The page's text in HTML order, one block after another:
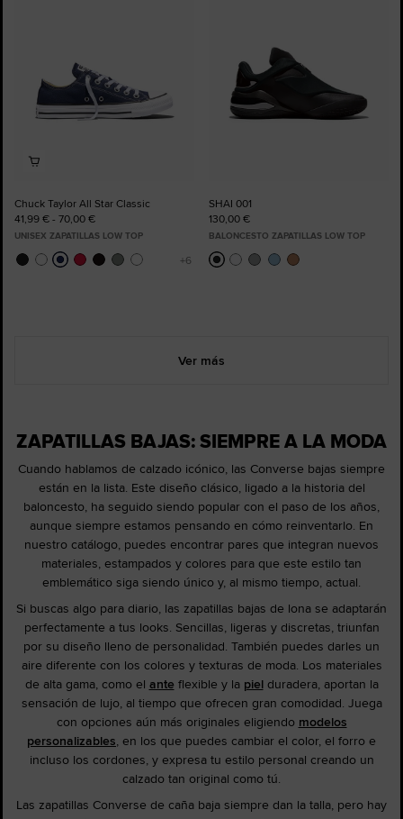
Chuck Taylor All Star Classic
41,99 € - 70,00 €
UNISEX ZAPATILLAS LOW TOP
SHAI 001
130,00 €
BALONCESTO ZAPATILLAS LOW TOP
Ver más
ZAPATILLAS BAJAS: SIEMPRE A LA MODA
Cuando hablamos de calzado icónico, las Converse bajas siempre
están en la lista. Este diseño clásico, ligado a la historia del
baloncesto, ha seguido siendo popular con el paso de los años,
aunque siempre estamos pensando en cómo reinventarlo. En
nuestro catálogo, puedes encontrar pares que integran nuevos
materiales, estampados y colores para que este estilo tan
emblemático siga siendo único y, al mismo tiempo, actual.
Si buscas algo para diario, las zapatillas bajas de lona se adaptarán
perfectamente a tus looks. Sencillas, ligeras y discretas, triunfan
por su diseño lleno de personalidad. También puedes darles un
aire diferente con los colores y texturas de moda. Los materiales
de alta gama, como el ante flexible y la pielduradera, aportan la
sensación de lujo, al tiempo que ofrecen gran comodidad. Juega
con opciones aún más originales eligiendo modelos
personalizables, en los que puedes cambiar el color, el forro e
incluso los cordones, y expresa tu estilo personal creando un
calzado tan original como tú.
Las zapatillas Converse de caña baja siempre dan la talla, pero hay